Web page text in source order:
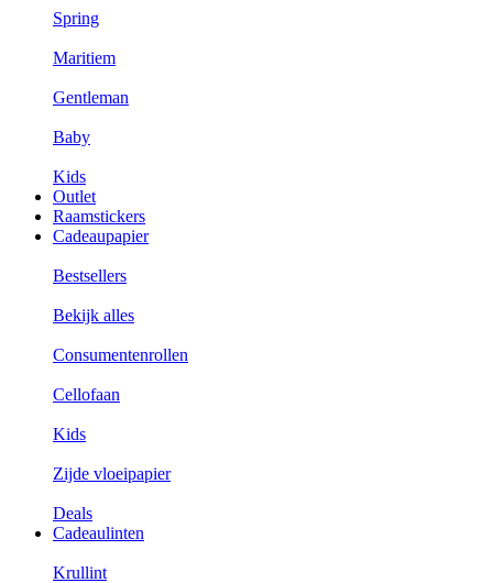
Spring
Maritiem
Gentleman
Baby
Kids
Outlet
Raamstickers
Cadeaupapier
Bestsellers
Bekijk alles
Consumentenrollen
Cellofaan
Kids
Zijde vloeipapier
Deals
Cadeaulinten
Krullint